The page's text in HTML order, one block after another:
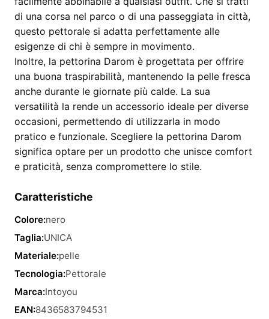
di una corsa nel parco o di una passeggiata in città,
questo pettorale si adatta perfettamente alle
esigenze di chi è sempre in movimento.
Inoltre, la pettorina Darom è progettata per offrire
una buona traspirabilità, mantenendo la pelle fresca
anche durante le giornate più calde. La sua
versatilità la rende un accessorio ideale per diverse
occasioni, permettendo di utilizzarla in modo
pratico e funzionale. Scegliere la pettorina Darom
significa optare per un prodotto che unisce comfort
e praticità, senza compromettere lo stile.
Caratteristiche
Colore:nero
Taglia:UNICA
Materiale:pelle
Tecnologia:Pettorale
Marca:Intoyou
EAN:8436583794531